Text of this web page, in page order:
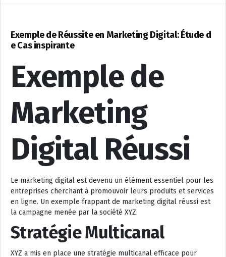
Exemple de Réussite en Marketing Digital: Étude d
e Cas inspirante
Exemple de
Marketing
Digital Réussi
Le marketing digital est devenu un élément essentiel pour les
entreprises cherchant à promouvoir leurs produits et services
en ligne. Un exemple frappant de marketing digital réussi est
la campagne menée par la société XYZ.
Stratégie Multicanal
XYZ a mis en place une stratégie multicanal efficace pour